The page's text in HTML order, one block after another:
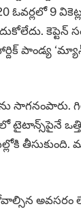
9 వికెట్ల
కెప్టెన్‌
పాండ్య
తీసుకుంది.